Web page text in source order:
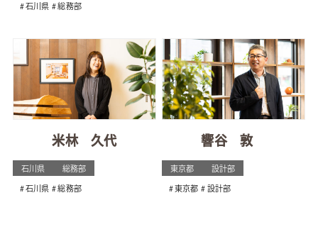
石川県 総務部
米林 久代
石川県 総務部
石川県 総務部
響谷 敦
東京都 設計部
東京都 設計部